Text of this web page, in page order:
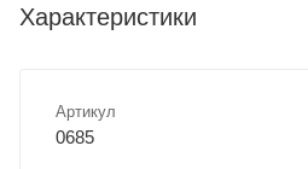
Характеристики
Артикул
0685